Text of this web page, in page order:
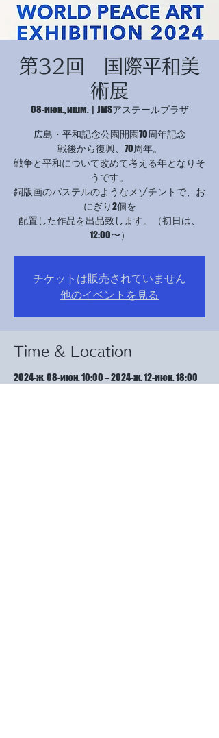
© Copyright
第32回 国際平和美
術展
08-июн., ишм.
  |
JMSアステールプラザ
広島・平和記念公園開園70周年記念
戦後から復興、70周年。
戦争と平和について改めて考える年となりそ
うです。
銅版画のパステルのようなメゾチントで、お
にぎり2個を
配置した作品を出品致します。（初日は、
12:00〜）
チケットは販売されていません
他のイベントを見る
Time & Location
2024-ж. 08-июн. 10:00 – 2024-ж. 12-июн. 18:00